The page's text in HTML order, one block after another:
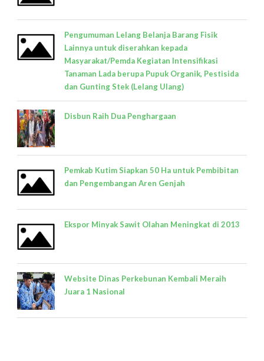
Pengumuman Lelang Belanja Barang Fisik
Lainnya untuk diserahkan kepada
Masyarakat/Pemda Kegiatan Intensifikasi
Tanaman Lada berupa Pupuk Organik, Pestisida
dan Gunting Stek (Lelang Ulang)
Disbun Raih Dua Penghargaan
Pemkab Kutim Siapkan 50 Ha untuk Pembibitan
dan Pengembangan Aren Genjah
Ekspor Minyak Sawit Olahan Meningkat di 2013
Website Dinas Perkebunan Kembali Meraih
Juara 1 Nasional